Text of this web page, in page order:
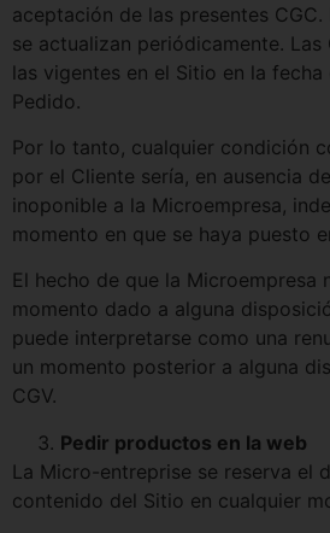
aceptación de las presentes CGC.
se actualizan periódicamente. Las
las vigentes en el Sitio en la
Pedido.
Por lo tanto, cualquier condición
por el Cliente sería, en ausencia
inoponible a la Microempresa,
momento en que se haya puesto
El hecho de que la Microempresa
momento dado a alguna
puede interpretarse como una
un momento posterior a alguna
CGV.
Pedir productos en la web
La Micro-entreprise se reserva el
contenido del Sitio en cualquier